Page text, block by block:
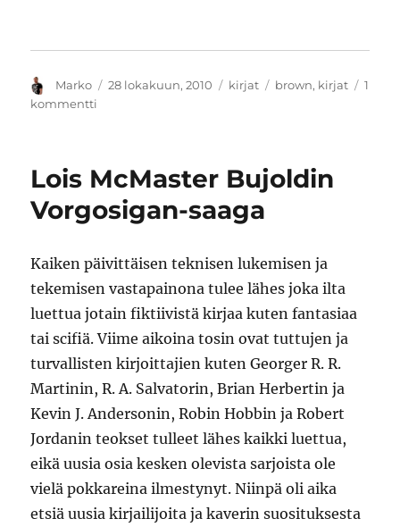
Kirjoittaja
Marko Julkaistu
28 lokakuun, 2010 Kategoriat
kirjat Avainsanat
brown, kirjat
1
kommentti
sekoittaa
sopivasti
fiktiota
Lois McMaster Bujoldin
Vorgosigan-saaga
Kaiken päivittäisen teknisen lukemisen ja
tekemisen vastapainona tulee lähes joka ilta
luettua jotain fiktiivistä kirjaa kuten fantasiaa
tai scifiä. Viime aikoina tosin ovat tuttujen ja
turvallisten kirjoittajien kuten Georger R. R.
Martinin, R. A. Salvatorin, Brian Herbertin ja
Kevin J. Andersonin, Robin Hobbin ja Robert
Jordanin teokset tulleet lähes kaikki luettua,
eikä uusia osia kesken olevista sarjoista ole
vielä pokkareina ilmestynyt. Niinpä oli aika
etsiä uusia kirjailijoita ja kaverin suosituksesta